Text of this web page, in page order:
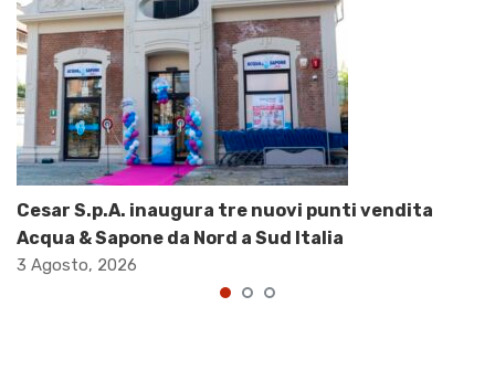
Cesar S.p.A. inaugura tre nuovi punti vendita
Acqua & Sapone da Nord a Sud Italia
3 Agosto, 2026